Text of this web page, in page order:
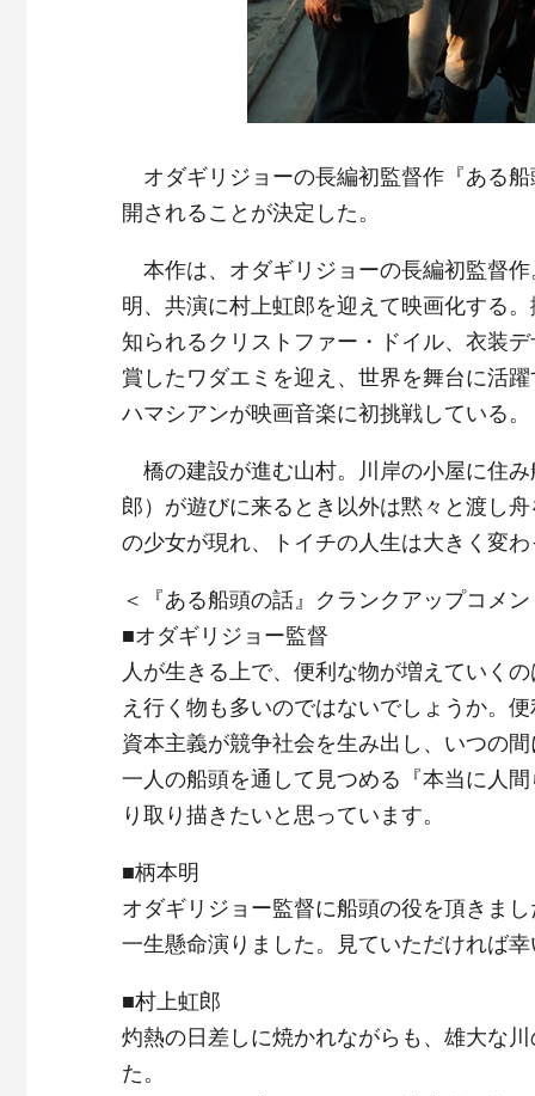
オダギリジョーの長編初監督作『ある
開されることが決定した。
本作は、オダギリジョーの長編初監督
明、共演に村上虹郎を迎えて映画化する
知られるクリストファー・ドイル、衣装
賞したワダエミを迎え、世界を舞台に活
ハマシアンが映画音楽に初挑戦している。
橋の建設が進む山村。川岸の小屋に住
郎）が遊びに来るとき以外は黙々と渡し
の少女が現れ、トイチの人生は大きく変
＜『ある船頭の話』クランクアップコメ
■オダギリジョー監督
人が生きる上で、便利な物が増えていく
え行く物も多いのではないでしょうか。
資本主義が競争社会を生み出し、いつの
一人の船頭を通して見つめる『本当に人
り取り描きたいと思っています。
■柄本明
オダギリジョー監督に船頭の役を頂きまし
一生懸命演りました。見ていただければ
■村上虹郎
灼熱の日差しに焼かれながらも、雄大な
た。